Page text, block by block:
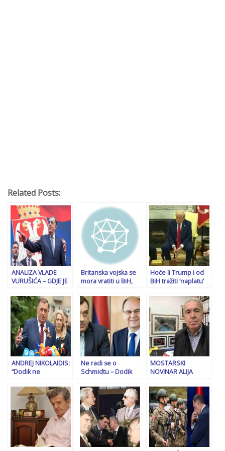
Related Posts:
ANALIZA VLADE
VURUŠIĆA – GDJE JE
PREDSJEDNIK RS:
Vučić mu je dao
elitnu vilu, Orban
najbolje specijalce,
ali Dodika spašava
treći čovjek!?
Britanska vojska se
mora vratiti u BiH,
postane kasno! To
nije samo pitanje
regionalne
sigurnosti…
Hoće li Trump i od
BiH tražiti ‘naplatu’
Ukrajine ili
Grenlanda?
ANDREJ NIKOLAIDIS:
“Dodik ne
trijumfuje”
Ne radi se o
Schmidtu – Dodik
Hercegovinu: Ispod
površine krije se
mnogo širi strateški
plan!
MOSTARSKI
NOVINAR ALIJA
podjeli, Dodik i
Čović, neće
odustati!